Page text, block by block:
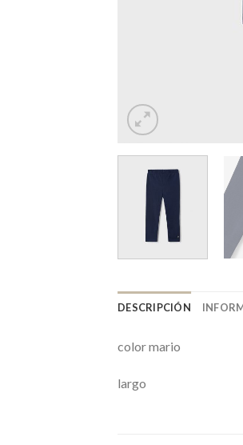
DESCRIPCIÓN
color mario
largo